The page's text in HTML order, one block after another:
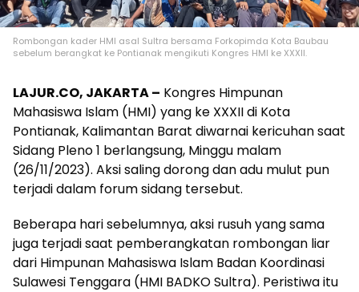
Rombongan kader HMI asal Sultra bersama Forkopimda Kota Baubau
sebelum berangkat ke Pontianak mengikuti Kongres HMI ke XXXII.
LAJUR.CO, JAKARTA – Kongres Himpunan
Mahasiswa Islam (HMI) yang ke XXXII di Kota
Pontianak, Kalimantan Barat diwarnai kericuhan saat
Sidang Pleno 1 berlangsung, Minggu malam
(26/11/2023). Aksi saling dorong dan adu mulut pun
terjadi dalam forum sidang tersebut.
Beberapa hari sebelumnya, aksi rusuh yang sama
juga terjadi saat pemberangkatan rombongan liar
dari Himpunan Mahasiswa Islam Badan Koordinasi
Sulawesi Tenggara (HMI BADKO Sultra). Peristiwa itu